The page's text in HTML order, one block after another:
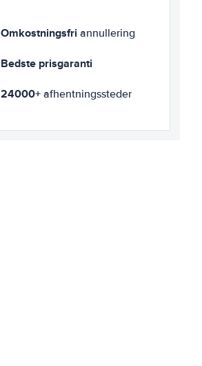
Omkostningsfri annullering
Bedste prisgaranti
24000+ afhentningssteder